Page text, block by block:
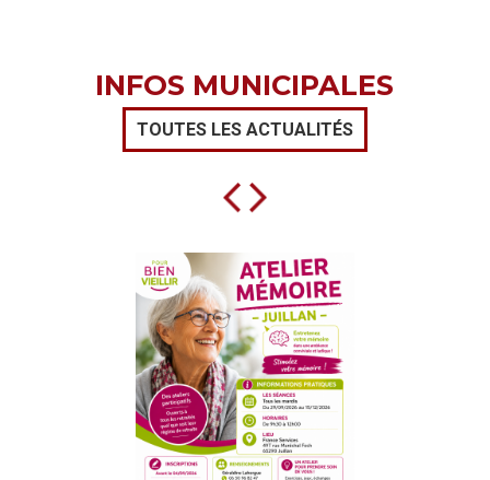
INFOS MUNICIPALES
TOUTES LES ACTUALITÉS